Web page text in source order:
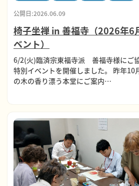
公開日:2026.06.09
椅子坐禅 in 善福寺（2026年6
ベント）
6/2(火)臨済宗東福寺派 善福寺様にご
特別イベントを開催しました。 昨年10
の木の香り漂う本堂にご案内…